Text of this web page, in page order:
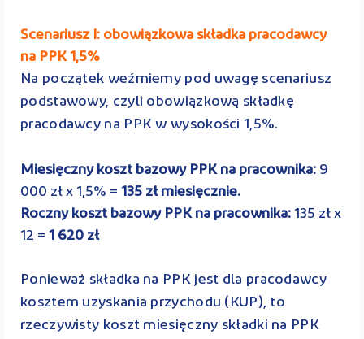
Scenariusz I: obowiązkowa składka pracodawcy
na PPK 1,5%
Na początek weźmiemy pod uwagę scenariusz
podstawowy, czyli obowiązkową składkę
pracodawcy na PPK w wysokości 1,5%.
Miesięczny koszt bazowy PPK na pracownika: 9
000 zł x 1,5% = 135 zł miesięcznie.
Roczny koszt bazowy PPK na pracownika: 135 zł x
12 = 1 620 zł
Ponieważ składka na PPK jest dla pracodawcy
kosztem uzyskania przychodu (KUP), to
rzeczywisty koszt miesięczny składki na PPK